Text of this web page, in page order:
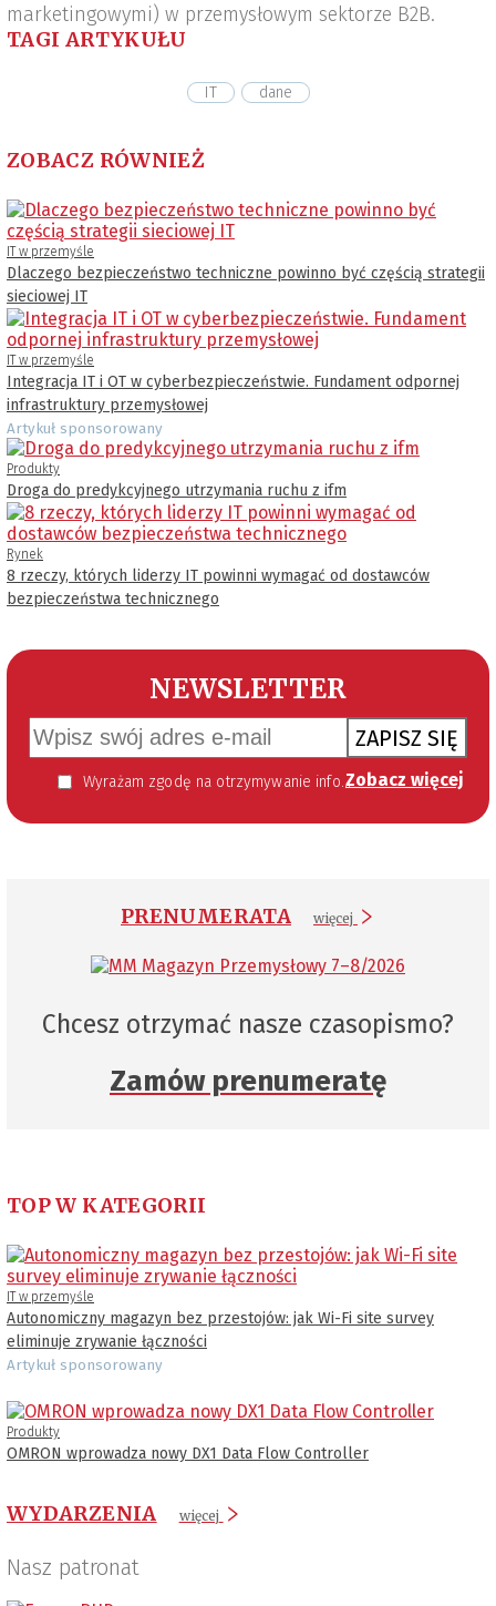
marketingowymi) w przemysłowym sektorze B2B.
TAGI ARTYKUŁU
IT dane
ZOBACZ RÓWNIEŻ
IT w przemyśle
Dlaczego bezpieczeństwo techniczne powinno być częścią strategii
sieciowej IT
IT w przemyśle
Integracja IT i OT w cyberbezpieczeństwie. Fundament odpornej
infrastruktury przemysłowej
Artykuł sponsorowany
Produkty
Droga do predykcyjnego utrzymania ruchu z ifm
Rynek
8 rzeczy, których liderzy IT powinni wymagać od dostawców
bezpieczeństwa technicznego
NEWSLETTER
ZAPISZ SIĘ
Wyrażam zgodę na otrzymywanie informacji handlowej kierowanej do mnie za pomocą środków komunikacji elektronicznej w szczególności poczty elektronicznej zgodnie z przepisem art. 10 ust 2 ustawy z dnia 18 lipca 2002 roku o świadczeniu usług drogą elektroniczną (Dz. U. 144 z 2002 r. poz. 1204). Zgoda jest dobrowolna, jednak jej wyrażenie jest konieczne, aby otrzymywać newsletter. Zobacz więcej
PRENUMERATA więcej
Chcesz otrzymać nasze czasopismo?
Zamów prenumeratę
TOP W KATEGORII
IT w przemyśle
Autonomiczny magazyn bez przestojów: jak Wi-Fi site survey
eliminuje zrywanie łączności
Artykuł sponsorowany
Produkty
OMRON wprowadza nowy DX1 Data Flow Controller
WYDARZENIA więcej
Nasz patronat